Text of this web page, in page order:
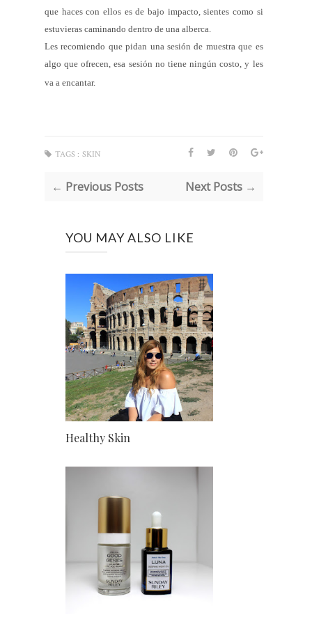
que haces con ellos es de bajo impacto, sientes como si
estuvieras caminando dentro de una alberca.
Les recomiendo que pidan una sesión de muestra que es
algo que ofrecen, esa sesión no tiene ningún costo, y les
va a encantar.
TAGS : SKIN
← Previous Posts Next Posts →
YOU MAY ALSO LIKE
Healthy Skin